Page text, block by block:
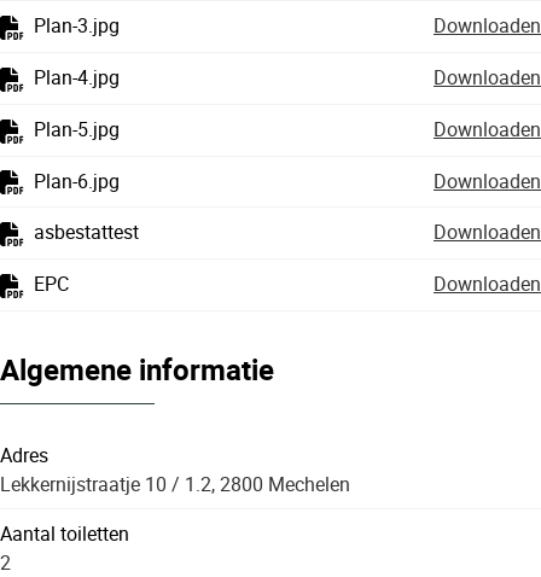
Plan-3.jpg
Downloaden
Plan-4.jpg
Downloaden
Plan-5.jpg
Downloaden
Plan-6.jpg
Downloaden
asbestattest
Downloaden
EPC
Downloaden
Algemene informatie
Adres
Lekkernijstraatje 10 / 1.2, 2800 Mechelen
Aantal toiletten
2